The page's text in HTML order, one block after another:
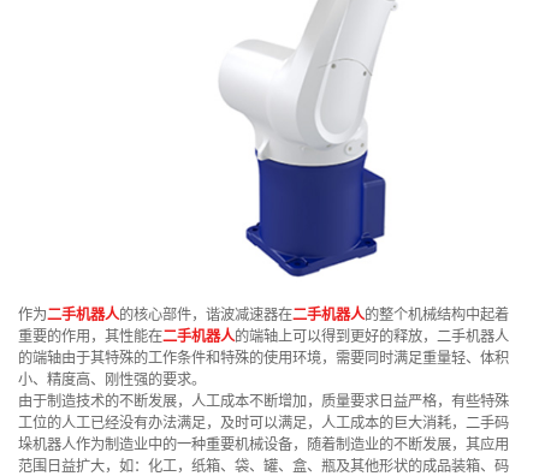
作为二手机器人的核心部件，谐波减速器在二手机器人的整个机械结构中起着
重要的作用，其性能在二手机器人的端轴上可以得到更好的释放，二手机器人
的端轴由于其特殊的工作条件和特殊的使用环境，需要同时满足重量轻、体积
小、精度高、刚性强的要求。
由于制造技术的不断发展，人工成本不断增加，质量要求日益严格，有些特殊
工位的人工已经没有办法满足，及时可以满足，人工成本的巨大消耗，二手码
垛机器人作为制造业中的一种重要机械设备，随着制造业的不断发展，其应用
范围日益扩大，如：化工，纸箱、袋、罐、盒、瓶及其他形状的成品装箱、码